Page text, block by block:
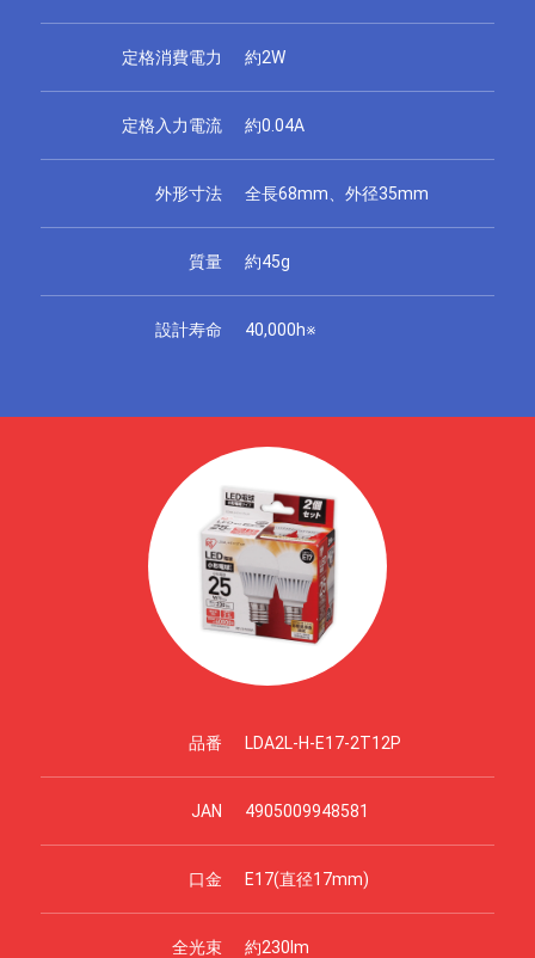
定格消費電力 約2W
定格入力電流 約0.04A
外形寸法 全長68mm、外径35mm
質量 約45g
設計寿命 40,000h※
品番 LDA2L-H-E17-2T12P
JAN 4905009948581
口金 E17(直径17mm)
全光束 約230lm